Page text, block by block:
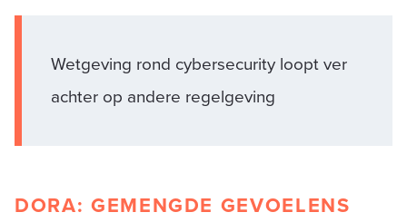
Wetgeving rond cybersecurity loopt ver
achter op andere regelgeving
DORA: GEMENGDE GEVOELENS